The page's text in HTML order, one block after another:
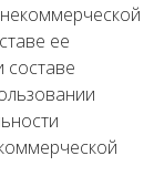
ее
составе